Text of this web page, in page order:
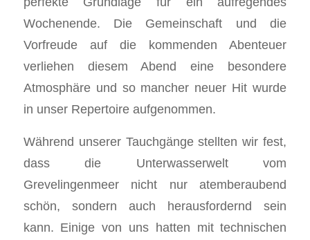
Wochenende. Die Gemeinschaft und die
Vorfreude auf die kommenden Abenteuer
verliehen diesem Abend eine besondere
Atmosphäre und so mancher neuer Hit wurde
in unser Repertoire aufgenommen.
Während unserer Tauchgänge stellten wir fest,
dass die Unterwasserwelt vom
Grevelingenmeer nicht nur atemberaubend
schön, sondern auch herausfordernd sein
kann. Einige von uns hatten mit technischen